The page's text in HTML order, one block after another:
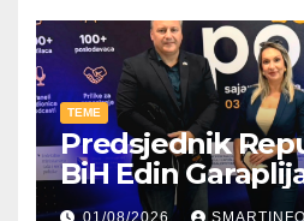
TEME
Predsjednik
BiH Edin
prisustvovao
01/08/2026